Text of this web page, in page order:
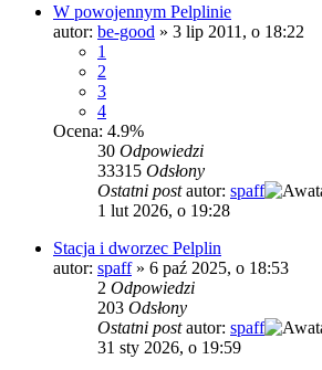
W powojennym Pelplinie
autor: be-good » 3 lip 2011, o 18:22
1
2
3
4
Ocena: 4.9%
30 Odpowiedzi
33315 Odsłony
Ostatni postautor: spaff
1 lut 2026, o 19:28
Stacja i dworzec Pelplin
autor: spaff» 6 paź 2025, o 18:53
2 Odpowiedzi
203 Odsłony
Ostatni postautor: spaff
31 sty 2026, o 19:59